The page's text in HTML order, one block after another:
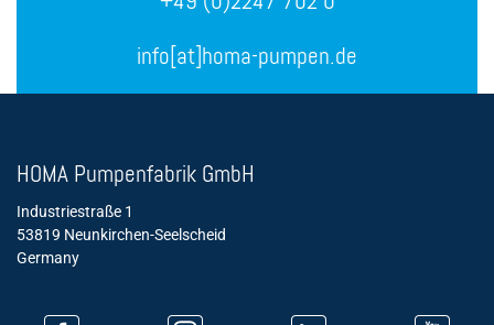
info[at]homa-pumpen.de
HOMA Pumpenfabrik GmbH
Industriestraße 1
53819 Neunkirchen-Seelscheid
Germany